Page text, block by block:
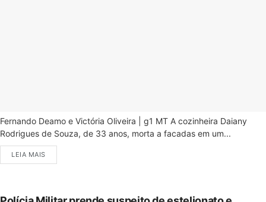
Fernando Deamo e Victória Oliveira | g1 MT A cozinheira Daiany
Rodrigues de Souza, de 33 anos, morta a facadas em um...
LEIA MAIS